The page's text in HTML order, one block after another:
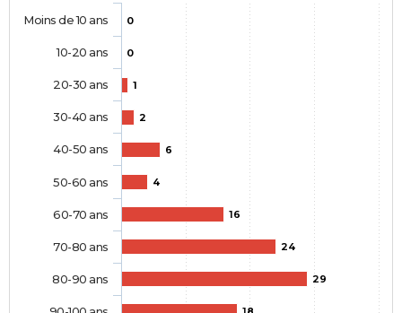
0
0
1
2
6
4
16
24
29
Moins de 10 ans
10-20 ans
20-30 ans
30-40 ans
40-50 ans
50-60 ans
60-70 ans
70-80 ans
80-90 ans